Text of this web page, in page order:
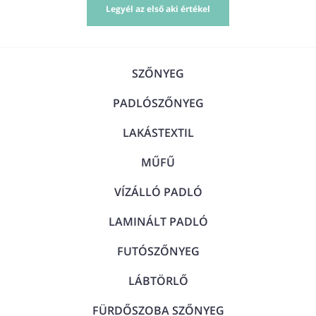
Legyél az első aki értékel
SZŐNYEG
PADLÓSZŐNYEG
LAKÁSTEXTIL
MŰFŰ
VÍZÁLLÓ PADLÓ
LAMINÁLT PADLÓ
FUTÓSZŐNYEG
LÁBTÖRLŐ
FÜRDŐSZOBA SZŐNYEG